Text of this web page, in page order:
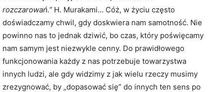
rozczarowań.” H. Murakami… Cóż, w życiu często
doświadczamy chwil, gdy doskwiera nam samotność. Nie
powinno nas to jednak dziwić, bo czas, który poświęcamy
nam samym jest niezwykle cenny. Do prawidłowego
funkcjonowania każdy z nas potrzebuje towarzystwa
innych ludzi, ale gdy widzimy z jak wielu rzeczy musimy
zrezygnować, by „dopasować się” do innych ten sens po